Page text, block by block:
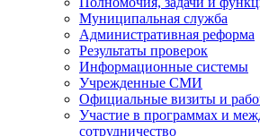
Муниципальная служба
Административная реформа
Результаты проверок
Информационные системы
Учрежденные СМИ
Официальные визиты и
Участие в программах и
сотрудничество